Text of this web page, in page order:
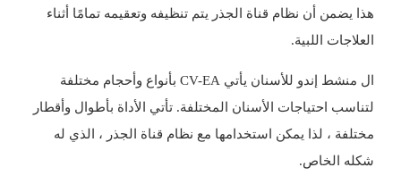
هذا يضمن أن نظام قناة الجذر يتم تنظيفه وتعقيمه تمامًا أثناء
العلاجات اللبية.
ال منشط إندو للأسنان
يأتي CV-EA بأنواع وأحجام مختلفة
لتناسب احتياجات الأسنان المختلفة. تأتي الأداة بأطوال وأقطار
مختلفة ، لذا يمكن استخدامها مع نظام قناة الجذر ، الذي له
شكله الخاص.